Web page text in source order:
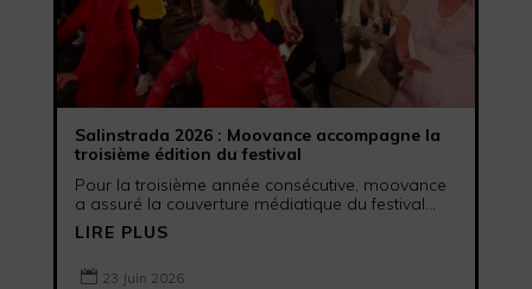
Salinstrada 2026 : Moovance accompagne la
troisième édition du festival
Pour la troisième année consécutive, moovance
a assuré la couverture médiatique du festival...
LIRE PLUS
 23 Juin 2026